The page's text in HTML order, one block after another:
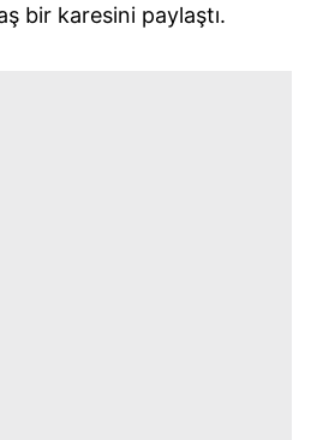
bir karesini paylaştı.